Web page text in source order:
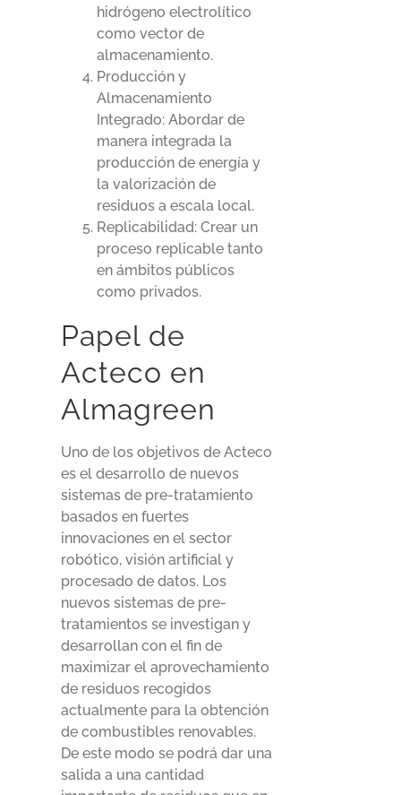
hidrógeno electrolítico
como vector de
almacenamiento.
Producción y
Almacenamiento
Integrado: Abordar de
manera integrada la
producción de energía y
la valorización de
residuos a escala local.
Replicabilidad: Crear un
proceso replicable tanto
en ámbitos públicos
como privados.
Papel de
Acteco en
Almagreen
Uno de los objetivos de Acteco
es el desarrollo de nuevos
sistemas de pre-tratamiento
basados en fuertes
innovaciones en el sector
robótico, visión artificial y
procesado de datos. Los
nuevos sistemas de pre-
tratamientos se investigan y
desarrollan con el fin de
maximizar el aprovechamiento
de residuos recogidos
actualmente para la obtención
de combustibles renovables.
De este modo se podrá dar una
salida a una cantidad